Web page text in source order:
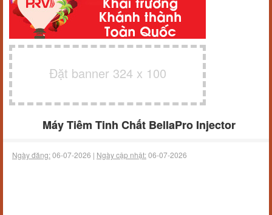
Đặt banner 324 x 100
Máy Tiêm Tinh Chất BellaPro Injector
Ngày đăng:06-07-2026 | Ngày cập nhật:06-07-2026